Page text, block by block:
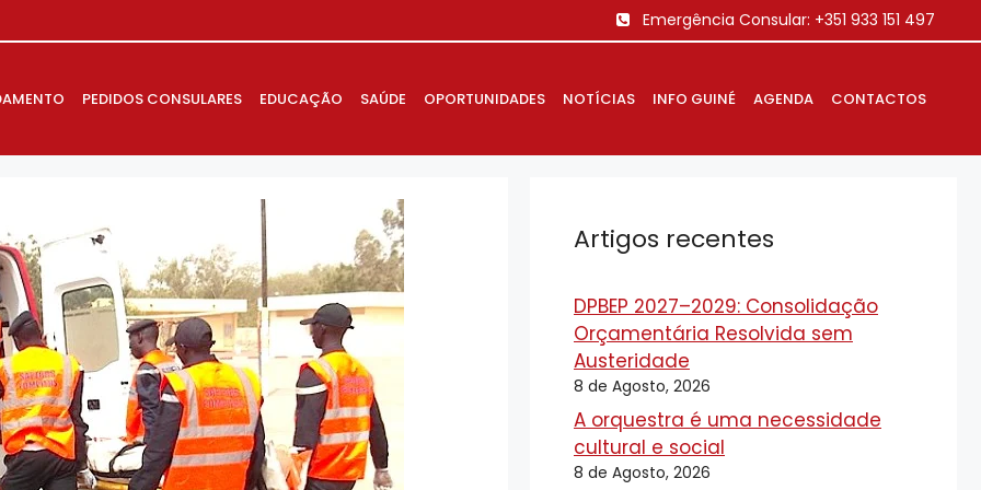
Emergência Consular: +351 933 151 497
PEDIDOS CONSULARES EDUCAÇÃO SAÚDE OPORTUNIDADES NOTÍCIAS INFO GUINÉ AGENDA CONTACTOS
Artigos recentes
DPBEP 2027–2029: Consolidação
Orçamentária Resolvida sem
Austeridade
8 de Agosto, 2026
A orquestra é uma necessidade
cultural e social
8 de Agosto, 2026